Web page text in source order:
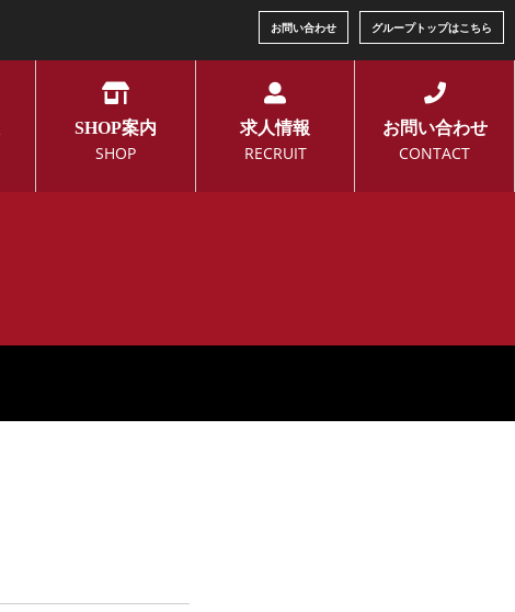
お問い合わせ グループトップはこちら
SHOP案内
SHOP
求人情報
RECRUIT
お問い合わせ
CONTACT